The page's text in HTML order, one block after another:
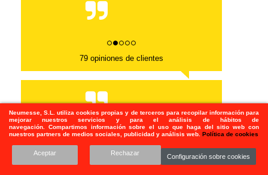
Neumesse, S.L. utiliza cookies propias y de terceros para recopilar información para
mejorar nuestros servicios y para el análisis de hábitos de
navegación. Compartimos información sobre el uso que haga del sitio web con
nuestros partners de medios sociales, publicidad y análisis web. Política de cookies
Aceptar Rechazar Configuración sobre cookies
79 opiniones de clientes
Todo perfecto
Fecha de publicación: 26-03-2026
Fecha de compra: 20-03-2026